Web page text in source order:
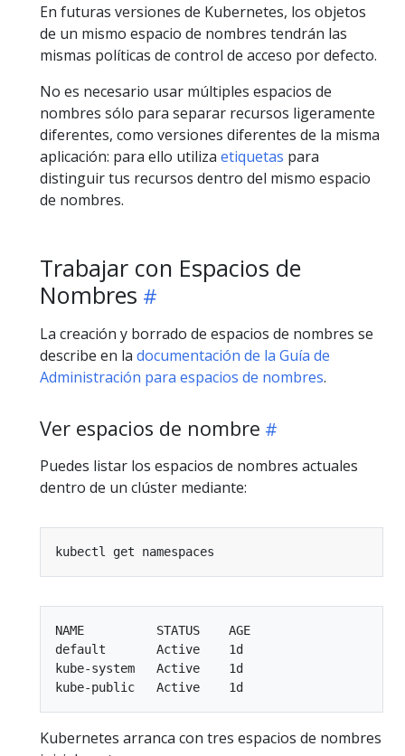
En futuras versiones de Kubernetes, los objetos
de un mismo espacio de nombres tendrán las
mismas políticas de control de acceso por defecto.
No es necesario usar múltiples espacios de
nombres sólo para separar recursos ligeramente
diferentes, como versiones diferentes de la misma
aplicación: para ello utiliza etiquetas para
distinguir tus recursos dentro del mismo espacio
de nombres.
Trabajar con Espacios de
Nombres
La creación y borrado de espacios de nombres se
describe en la documentación de la Guía de
Administración para espacios de nombres.
Ver espacios de nombre
Puedes listar los espacios de nombres actuales
dentro de un clúster mediante:
NAME          STATUS    AGE
default       Active    1d
kube-system   Active    1d
Kubernetes arranca con tres espacios de nombres